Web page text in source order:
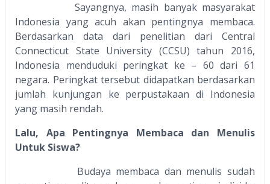
Sayangnya, masih banyak masyarakat
Indonesia yang acuh akan pentingnya membaca.
Berdasarkan data dari penelitian dari Central
Connecticut State University (CCSU) tahun 2016,
Indonesia menduduki peringkat ke – 60 dari 61
negara. Peringkat tersebut didapatkan berdasarkan
jumlah kunjungan ke perpustakaan di Indonesia
yang masih rendah.
Lalu, Apa Pentingnya Membaca dan Menulis
Untuk Siswa?
Budaya membaca dan menulis sudah